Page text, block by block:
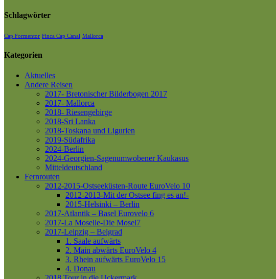
Schlagwörter
Cap Formentor Finca Cap Canal Mallorca
Kategorien
Aktuelles
Andere Reisen
2017- Bretonischer Bilderbogen 2017
2017- Mallorca
2018- Riesengebirge
2018-Sri Lanka
2018-Toskana und Ligurien
2019-Südafrika
2024-Berlin
2024-Georgien-Sagenumwobener Kaukasus
Mitteldeutschland
Fernrouten
2012-2015-Ostseeküsten-Route EuroVelo 10
2012-2013-Mit der Ostsee fing es an!-
2015-Helsinki – Berlin
2017-Atlantik – Basel Eurovelo 6
2017-La Moselle-Die Mosel7
2017-Leipzig – Belgrad
1. Saale aufwärts
2. Main abwärts EuroVelo 4
3. Rhein aufwärts EuroVelo 15
4. Donau